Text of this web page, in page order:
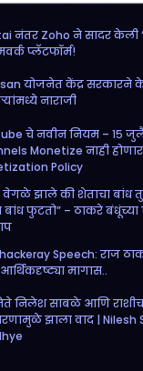
e
नंतर Zoho ने सादर केली
प्लॅटफॉर्म!
योजनेत केंद्र सरकारने
नाराजी
चे नवीन नियम – १५
Monetize नाही होणार
Policy
वेगळे झाले की शेताचा बांध
बांध फुटतो” – ठाकरे
Speech: राज
मागास..
निलेश साबळे आणि
झाला वाद | Nilesh